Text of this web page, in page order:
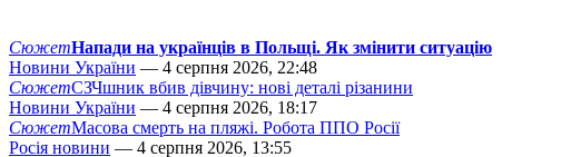
СюжетНапади на українців в Польщі. Як змінити ситуацію
Новини України — 4 серпня 2026, 22:48
СюжетСЗЧшник вбив дівчину: нові деталі різанини
Новини України — 4 серпня 2026, 18:17
СюжетМасова смерть на пляжі. Робота ППО Росії
Росія новини — 4 серпня 2026, 13:55